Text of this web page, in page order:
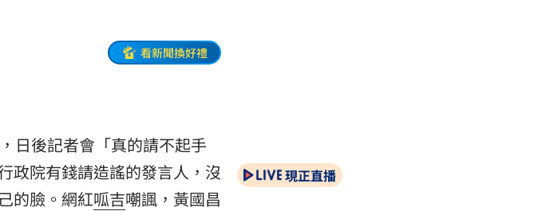
看新聞換好禮
日後記者會「真的請不起手
政院有錢請造謠的發言人，沒
的臉。網紅呱吉嘲諷，黃國昌
現正直播